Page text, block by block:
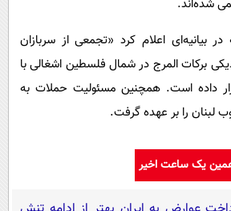
شده‌اند.
بیانیه‌ای اعلام کرد «تجمعی از سربازان
برکات المرج در شمال فلسطین اشغالی با
داده است. همچنین مسئولیت حملات به
لبنان را بر عهده گرفت.
یک ساعت اخیر